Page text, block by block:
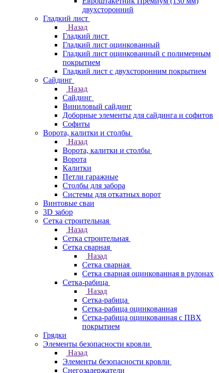
двухсторонний
Гладкий лист
Назад
Гладкий лист
Гладкий лист оцинкованный
Гладкий лист оцинкованный с полимерным
покрытием
Гладкий лист с двухсторонним покрытием
Сайдинг
Назад
Сайдинг
Виниловый сайдинг
Доборные элементы для сайдинга и софитов
Софиты
Ворота, калитки и столбы
Назад
Ворота, калитки и столбы
Ворота
Калитки
Петли гаражные
Столбы для забора
Системы для откатных ворот
Винтовые сваи
3D забор
Сетка строительная
Назад
Сетка строительная
Сетка сварная
Назад
Сетка сварная
Сетка сварная оцинкованная в рулонах
Сетка-рабица
Назад
Сетка-рабица
Сетка-рабица оцинкованная
Сетка-рабица оцинкованная с ПВХ
покрытием
Грядки
Элементы безопасности кровли
Назад
Элементы безопасности кровли
Снегозадержатели